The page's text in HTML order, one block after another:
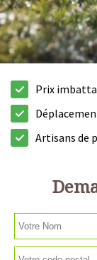
Prix
Artisans de